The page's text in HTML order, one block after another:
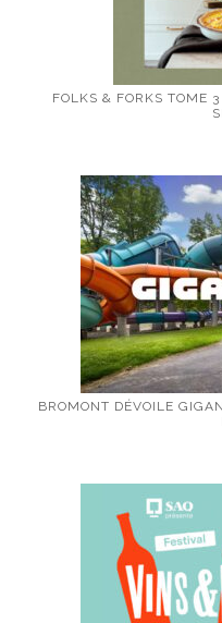
FOLKS & FORKS TOME
BROMONT DÉVOILE